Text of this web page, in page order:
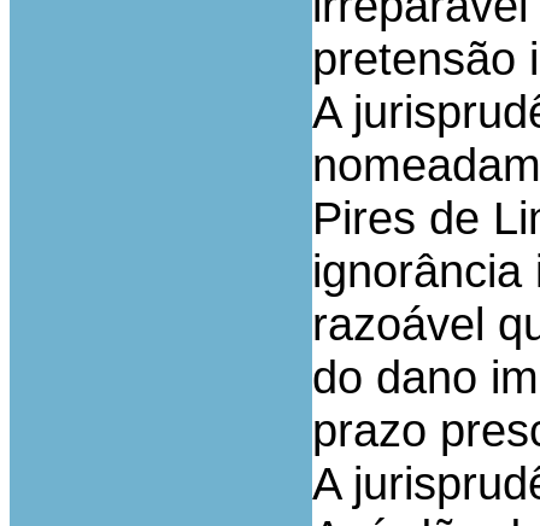
pretensão
A
Pires de
razoável
do dano
prazo
A